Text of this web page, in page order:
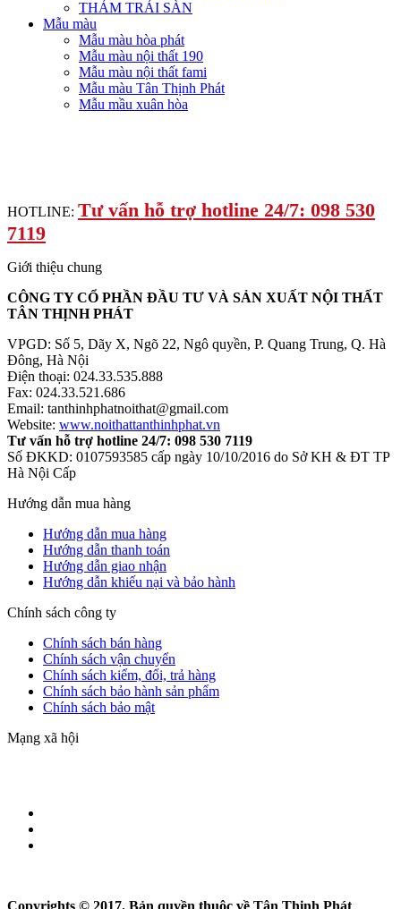
THẢM TRẢI SÀN
Mẫu màu
Mẫu màu hòa phát
Mẫu màu nội thất 190
Mẫu màu nội thất fami
Mẫu màu Tân Thịnh Phát
Mẫu mầu xuân hòa
HOTLINE: Tư vấn hỗ trợ hotline 24/7: 098 530
7119
Giới thiệu chung
CÔNG TY CỔ PHẦN ĐẦU TƯ VÀ SẢN XUẤT NỘI THẤT
TÂN THỊNH PHÁT
VPGD: Số 5, Dãy X, Ngõ 22, Ngô quyền, P. Quang Trung, Q. Hà
Đông, Hà Nội
Điện thoại: 024.33.535.888
Fax: 024.33.521.686
Email: tanthinhphatnoithat@gmail.com
Website: www.noithattanthinhphat.vn
Tư vấn hỗ trợ hotline 24/7: 098 530 7119
Số ĐKKD: 0107593585 cấp ngày 10/10/2016 do Sở KH & ĐT TP
Hà Nội Cấp
Hướng dẫn mua hàng
Hướng dẫn mua hàng
Hướng dẫn thanh toán
Hướng dẫn giao nhận
Hướng dẫn khiếu nại và bảo hành
Chính sách công ty
Chính sách bán hàng
Chính sách vận chuyển
Chính sách kiểm, đổi, trả hàng
Chính sách bảo hành sản phẩm
Chính sách bảo mật
Mạng xã hội